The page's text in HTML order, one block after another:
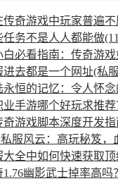
传奇游戏中玩家普遍
任务不是人人都能做
白必看指南：传奇游
进去都是一个网址(私
永恒的记忆：令人怀
业手游哪个好玩求推荐
奇游戏脚本深度开发
私服风云：高玩秘笈，
大全中如何快速获取顶
1.76幽影武士掉率高吗